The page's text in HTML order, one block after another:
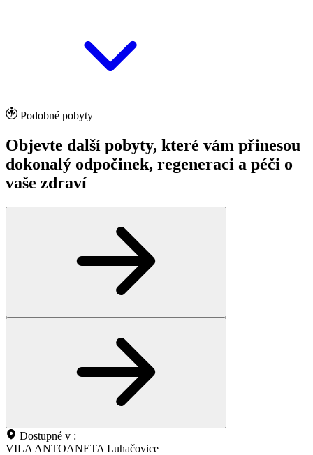
Podobné pobyty
Objevte další pobyty, které vám přinesou
dokonalý odpočinek, regeneraci a péči o
vaše zdraví
Dostupné v :
VILA ANTOANETA Luhačovice